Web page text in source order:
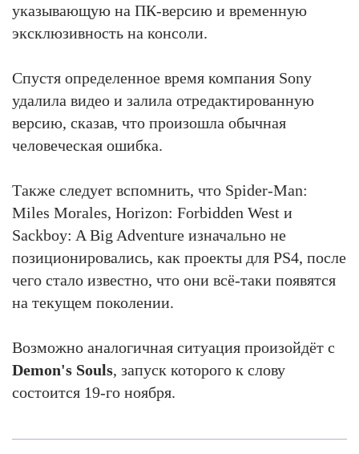
указывающую на ПК-версию и временную
эксклюзивность на консоли.
Спустя определенное время компания Sony
удалила видео и залила отредактированную
версию, сказав, что произошла обычная
человеческая ошибка.
Также следует вспомнить, что Spider-Man:
Miles Morales, Horizon: Forbidden West и
Sackboy: A Big Adventure изначально не
позиционировались, как проекты для PS4, после
чего стало известно, что они всё-таки появятся
на текущем поколении.
Возможно аналогичная ситуация произойдёт с
Demon's Souls, запуск которого к слову
состоится 19-го ноября.